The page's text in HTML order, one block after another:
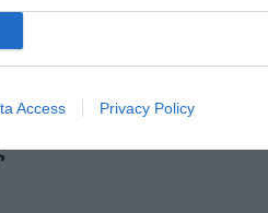
Access Privacy Policy
– Ανήλικη μεταξύ
News